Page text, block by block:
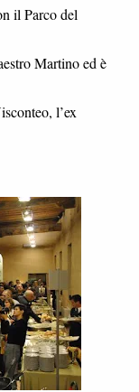
il Parco del
Martino ed è
l’ex